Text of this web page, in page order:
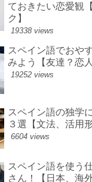
ておきたい恋愛観
ク】
19338 views
スペイン語でおや
みよう【友達？恋
19252 views
スペイン語の独学
３選【文法、活用
6604 views
スペイン語を使う
さん！【日本、海